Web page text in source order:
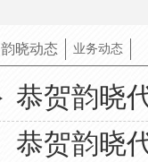
韵晓动态 业务动态
恭贺韵晓
恭贺韵晓